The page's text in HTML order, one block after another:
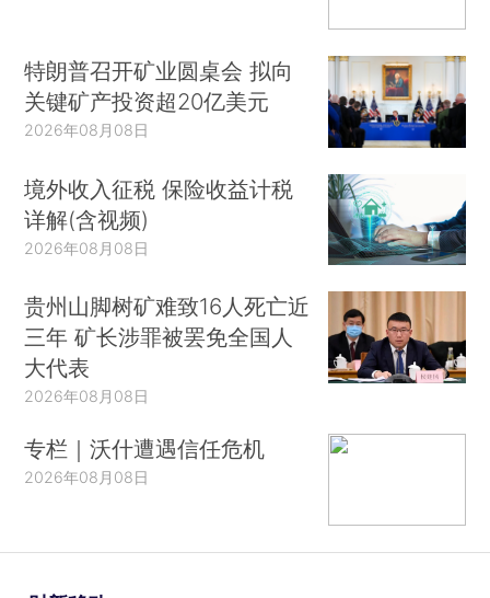
特朗普召开矿业圆桌会 拟向
关键矿产投资超20亿美元
2026年08月08日
境外收入征税 保险收益计税
详解(含视频)
2026年08月08日
贵州山脚树矿难致16人死亡近
三年 矿长涉罪被罢免全国人
大代表
2026年08月08日
专栏｜沃什遭遇信任危机
2026年08月08日